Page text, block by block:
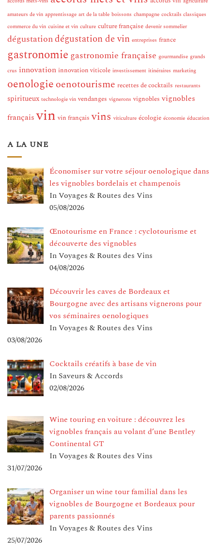
amateurs de vin apprentissage art de la table boissons champagne cocktails classiques
commerce du vin cuisine et vin culture culture française devenir sommelier
dégustationdégustation de vin entreprises france
gastronomie gastronomie française gourmandise grands
crus innovation innovation viticole investissement itinéraires marketing
oenologie oenotourisme recettes de cocktails restaurants
spiritueux technologie vin vendanges vignerons vignobles vignobles
français vin vin français vins viticulture écologie économie éducation
A LA UNE
Économiser sur votre séjour oenologique dans
les vignobles bordelais et champenois
In Voyages & Routes des Vins
05/08/2026
Œnotourisme en France : cyclotourisme et
découverte des vignobles
In Voyages & Routes des Vins
04/08/2026
Découvrir les caves de Bordeaux et
Bourgogne avec des artisans vignerons pour
vos séminaires oenologiques
In Voyages & Routes des Vins
03/08/2026
Cocktails créatifs à base de vin
In Saveurs & Accords
02/08/2026
Wine touring en voiture : découvrez les
vignobles français au volant d’une Bentley
Continental GT
In Voyages & Routes des Vins
31/07/2026
Organiser un wine tour familial dans les
vignobles de Bourgogne et Bordeaux pour
parents passionnés
In Voyages & Routes des Vins
25/07/2026